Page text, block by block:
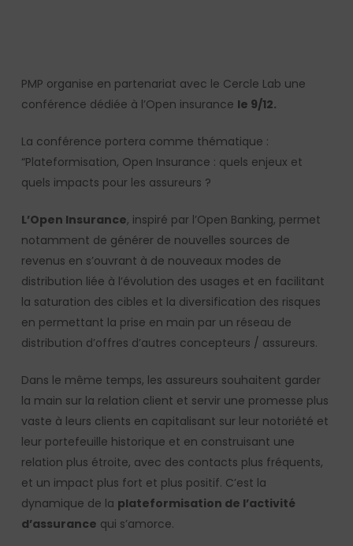
PMP organise en partenariat avec le Cercle Lab une
conférence dédiée à l’Open insurance le 9/12.
La conférence portera comme thématique :
“Plateformisation, Open Insurance : quels enjeux et
quels impacts pour les assureurs ?
L’Open Insurance, inspiré par l’Open Banking, permet
notamment de générer de nouvelles sources de
revenus en s’ouvrant à de nouveaux modes de
distribution liée à l’évolution des usages et en facilitant
la saturation des cibles et la diversification des risques
en permettant la prise en main par un réseau de
distribution d’offres d’autres concepteurs / assureurs.
Dans le même temps, les assureurs souhaitent garder
la main sur la relation client et servir une promesse plus
vaste à leurs clients en capitalisant sur leur notoriété et
leur portefeuille historique et en construisant une
relation plus étroite, avec des contacts plus fréquents,
et un impact plus fort et plus positif. C’est la
dynamique de la plateformisation de l’activité
d’assurance qui s’amorce.